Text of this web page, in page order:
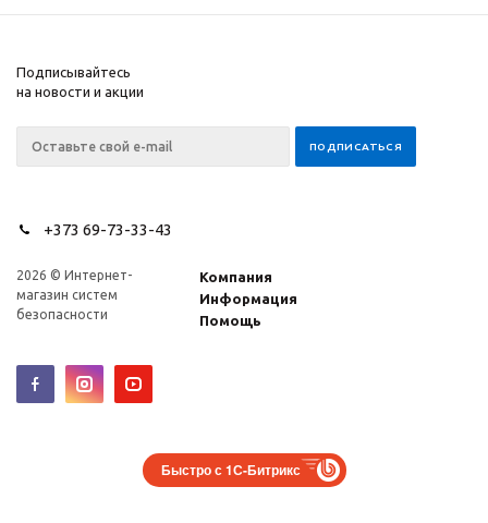
Подписывайтесь
на новости и акции
+373 69-73-33-43
2026 © Интернет-
магазин систем
безопасности
Компания
Информация
Помощь
Быстро с 1С-Битрикс